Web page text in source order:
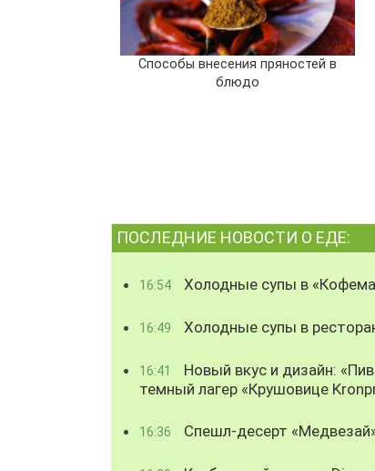
Способы внесения пряностей в
блюдо
ПОСЛЕДНИЕ НОВОСТИ О ЕДЕ:
16:54 Холодные супы в
16:49 Холодные супы в
16:41
Новый вкус и дизайн:
темный лагер «Крушовице
16:36 Спешл-десерт